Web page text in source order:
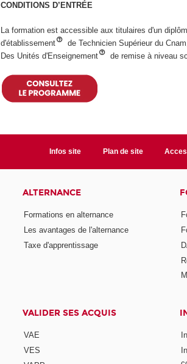
CONDITIONS D’ENTRÉE
La formation est accessible aux titulaires d'un
d'établissement
de Technicien Supérieur du
Des Unités d'Enseignement
de remise à niveau
Infos site Plan de site
ALTERNANCE
Formations en alternance
Les avantages de l'alternance
Taxe d'apprentissage
VALIDER SES ACQUIS
VAE
VES